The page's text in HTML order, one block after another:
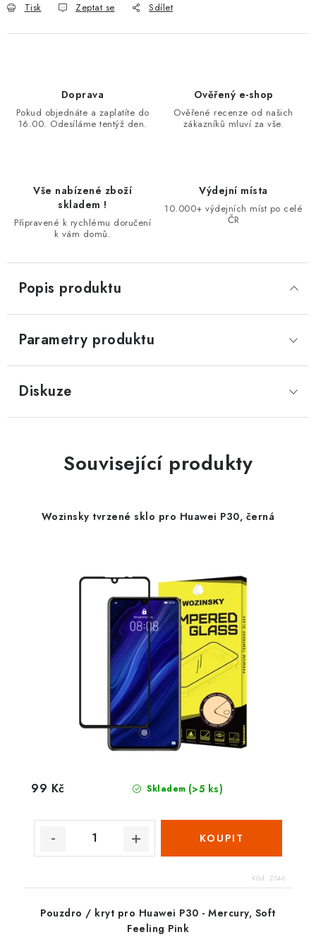
Tisk Zeptat se Sdílet
Doprava
Pokud objednáte a zaplatíte do
16.00. Odesíláme tentýž den.
Ověřený e-shop
Ověřené recenze od našich
zákazníků mluví za vše.
Vše nabízené zboží
skladem !
Připravené k rychlému doručení
k vám domů.
Výdejní místa
10.000+ výdejních míst po celé
ČR
Popis produktu
Parametry produktu
Diskuze
Související produkty
Wozinsky tvrzené sklo pro Huawei P30, černá
Skladem (>5 ks)
99 Kč
Kód: 2546
Pouzdro / kryt pro Huawei P30 - Mercury, Soft
Feeling Pink